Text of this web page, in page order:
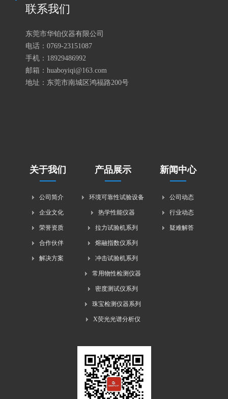
联系我们
东莞市华铂仪器有限公司
电话：0769-23151087
手机：18929486992
邮箱：huaboyiqi@163.com
地址：东莞市南城区鸿福路200号
关于我们
公司简介
企业文化
荣誉资质
合作伙伴
解决方案
产品展示
环境可靠性试验设备
热学性能仪器
拉力试验机系列
熔融指数仪系列
冲击试验机系列
常用物性检测仪器
密度测试仪系列
珠宝检测仪器系列
X荧光光谱分析仪
新闻中心
公司动态
行业动态
疑难解答